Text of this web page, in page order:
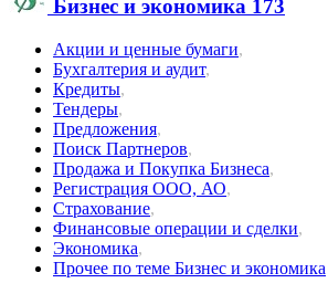
Бизнес и экономика 173
Акции и ценные бумаги,
Бухгалтерия и аудит,
Кредиты,
Тендеры,
Предложения,
Поиск Партнеров,
Продажа и Покупка Бизнеса,
Регистрация ООО, АО,
Страхование,
Финансовые операции и сделки,
Экономика,
Прочее по теме Бизнес и экономика